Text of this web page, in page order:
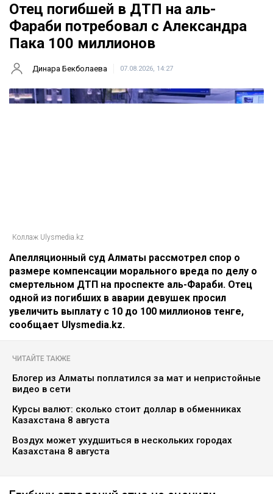
Отец погибшей в ДТП на аль-
Фараби потребовал с Александра
Пака 100 миллионов
Динара Бекболаева 07.08.2026, 14:27
Коллаж Ulysmedia.kz
Апелляционный суд Алматы рассмотрел спор о
размере компенсации морального вреда по делу о
смертельном ДТП на проспекте аль-Фараби. Отец
одной из погибших в аварии девушек просил
увеличить выплату с 10 до 100 миллионов тенге,
сообщает Ulysmedia.kz.
ЧИТАЙТЕ ТАКЖЕ
Блогер из Алматы поплатился за мат и непристойные
видео в сети
Курсы валют: сколько стоит доллар в обменниках
Казахстана 8 августа
Воздух может ухудшиться в нескольких городах
Казахстана 8 августа